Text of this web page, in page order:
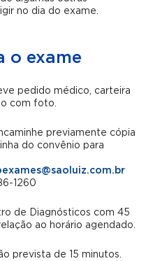
no dia do exame.
o exame
pedido médico, carteira
com foto.
previamente cópia
do convênio para
1260
de Diagnósticos com 45
ao horário agendado.
prevista de 15 minutos.